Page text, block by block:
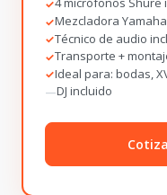
✓
✓Mezcladora Yamaha
✓Técnico de audio
✓Transporte +
✓Ideal para: bodas,
—DJ incluido